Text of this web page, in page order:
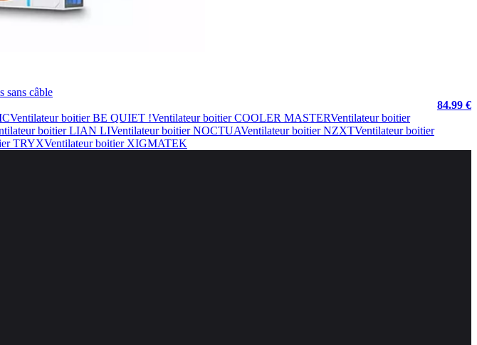
sans câble
84.99 €
Ventilateur boitier BE QUIET !Ventilateur boitier COOLER MASTERVentilateur boitier
boitier LIAN LIVentilateur boitier NOCTUAVentilateur boitier NZXTVentilateur boitier
TRYXVentilateur boitier XIGMATEK